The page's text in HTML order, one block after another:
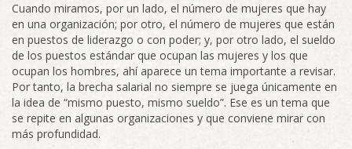
Cuando miramos, por un lado, el número de mujeres que hay
en una organización; por otro, el número de mujeres que están
en puestos de liderazgo o con poder; y, por otro lado, el sueldo
de los puestos estándar que ocupan las mujeres y los que
ocupan los hombres, ahí aparece un tema importante a revisar.
Por tanto, la brecha salarial no siempre se juega únicamente en
la idea de “mismo puesto, mismo sueldo”. Ese es un tema que
se repite en algunas organizaciones y que conviene mirar con
más profundidad.